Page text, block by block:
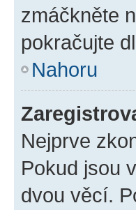
zmáčkněte
pokračujte
Nahoru
Nejprve
Pokud jsou
dvou věcí.